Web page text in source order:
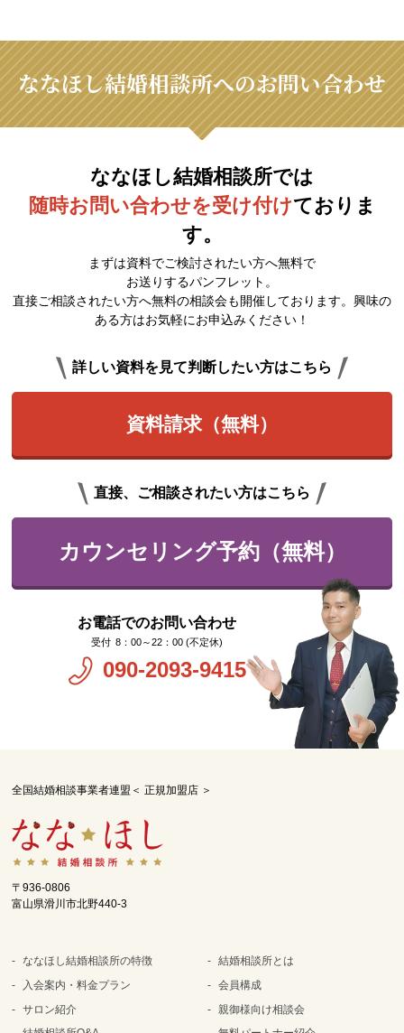
ななほし結婚相談所へのお問い合わせ
ななほし結婚相談所では
随時お問い合わせを受け付けておりま
す。
まずは資料でご検討されたい方へ無料で
お送りするパンフレット。
直接ご相談されたい方へ無料の相談会も開催しております。興味の
ある方はお気軽にお申込みください！
詳しい資料を見て判断したい方はこちら
資料請求（無料）
直接、ご相談されたい方はこちら
カウンセリング予約（無料）
お電話でのお問い合わせ
8：00～22：00 (不定休)
090-2093-9415
全国結婚相談事業者連盟＜ 正規加盟店 ＞
〒936-0806
富山県滑川市北野440-3
ななほし結婚相談所の特徴
入会案内・料金プラン
サロン紹介
結婚相談所とは
会員構成
親御様向け相談会